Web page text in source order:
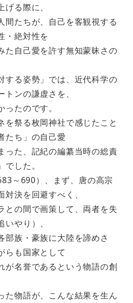
る際に、
間たちが、自己を客観視する
・絶対性を
た自己愛を許す無知蒙昧さの
する姿勢」では、近代科学の
ンの謙虚さを、
たのです。
を祭る枚岡神社で感じたこと
たち」の自己愛
った、記紀の編纂当時の総責
した。
～690）、まず、唐の高宗
決を回避すべく、
との間で画策して、両者を失
やり）、
部族・豪族に大陸を諦めさ
らも国家として
が名誉であるという物語の創
た物語が、こんな結果を生ん